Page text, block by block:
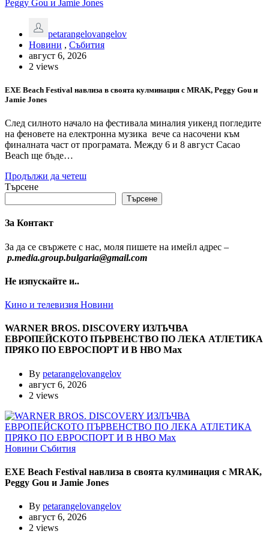
petarangelovangelov
Новини , Събития
август 6, 2026
2 views
EXE Beach Festival навлиза в своята кулминация с MRAK, Peggy Gou и
Jamie Jones
След силното начало на фестивала миналия уикенд погледите
на феновете на електронна музика вече са насочени към
финалната част от програмата. Между 6 и 8 август Cacao
Beach ще бъде…
Продължи да четеш
Търсене
Търсене
За Контакт
За да се свържете с нас, моля пишете на имейл адрес –
p.media.group.bulgaria@gmail.com
Не изпускайте и..
Кино и телевизия Новини
WARNER BROS. DISCOVERY ИЗЛЪЧВА
ЕВРОПЕЙСКОТО ПЪРВЕНСТВО ПО ЛЕКА АТЛЕТИКА
ПРЯКО ПО ЕВРОСПОРТ И В НВО Мах
By petarangelovangelov
август 6, 2026
2 views
Новини Събития
EXE Beach Festival навлиза в своята кулминация с MRAK,
Peggy Gou и Jamie Jones
By petarangelovangelov
август 6, 2026
2 views